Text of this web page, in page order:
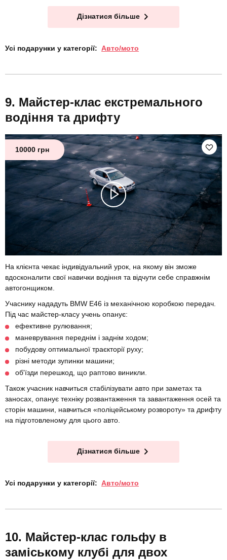
Дізнатися більше
Усі подарунки у категорії: Авто/мото
Майстер-клас екстремального
водіння та дрифту
10000 грн
На клієнта чекає індивідуальний урок, на якому він зможе
вдосконалити свої навички водіння та відчути себе справжнім
автогонщиком.
Учаснику нададуть BMW E46 із механічною коробкою передач.
Під час майстер-класу учень опанує:
ефективне рулювання;
маневрування переднім і заднім ходом;
побудову оптимальної траєкторії руху;
різні методи зупинки машини;
об'їзди перешкод, що раптово виникли.
Також учасник навчиться стабілізувати авто при заметах та
заносах, опанує техніку розвантаження та завантаження осей та
сторін машини, навчиться «поліцейському розвороту» та дрифту
на підготовленому для цього авто.
Дізнатися більше
Усі подарунки у категорії: Авто/мото
Майстер-клас гольфу в
заміському клубі для двох